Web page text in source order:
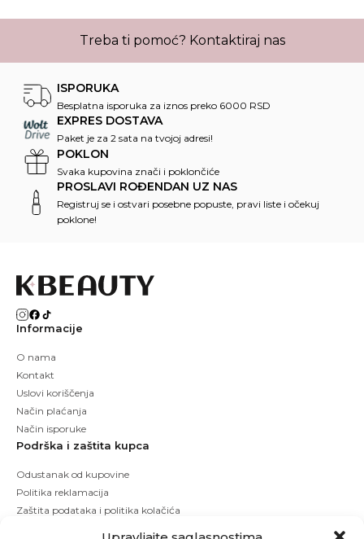
Treba ti pomoć? Kontaktiraj nas
ISPORUKA
Besplatna isporuka za iznos preko 6000 RSD
EXPRES DOSTAVA
Paket je za 2 sata na tvojoj adresi!
POKLON
Svaka kupovina znači i poklončiće
PROSLAVI ROĐENDAN UZ NAS
Registruj se i ostvari posebne popuste, pravi liste i očekuj
poklone!
Informacije
O nama
Kontakt
Uslovi koriščenja
Način plaćanja
Način isporuke
Podrška i zaštita kupca
Odustanak od kupovine
Politika reklamacija
Zaštita podataka i politika kolačića